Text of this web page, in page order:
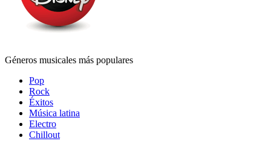
Géneros musicales más populares
Pop
Rock
Éxitos
Música latina
Electro
Chillout